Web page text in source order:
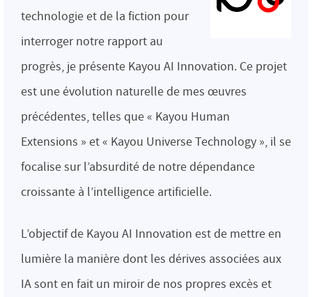
technologie et de la fiction pour
interroger notre rapport au
progrès, je présente Kayou AI Innovation. Ce projet
est une évolution naturelle de mes œuvres
précédentes, telles que « Kayou Human
Extensions » et « Kayou Universe Technology », il se
focalise sur l’absurdité de notre dépendance
croissante à l’intelligence artificielle.
L’objectif de Kayou AI Innovation est de mettre en
lumière la manière dont les dérives associées aux
IA sont en fait un miroir de nos propres excès et